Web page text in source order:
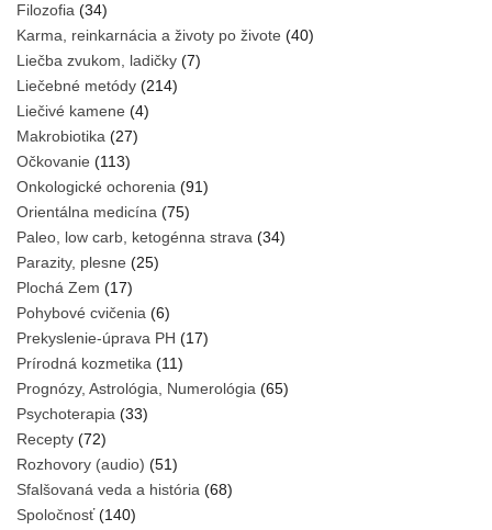
Filozofia (34)
Karma, reinkarnácia a životy po živote (40)
Liečba zvukom, ladičky (7)
Liečebné metódy (214)
Liečivé kamene (4)
Makrobiotika (27)
Očkovanie (113)
Onkologické ochorenia (91)
Orientálna medicína (75)
Paleo, low carb, ketogénna strava (34)
Parazity, plesne (25)
Plochá Zem (17)
Pohybové cvičenia (6)
Prekyslenie-úprava PH (17)
Prírodná kozmetika (11)
Prognózy, Astrológia, Numerológia (65)
Psychoterapia (33)
Recepty (72)
Rozhovory (audio) (51)
Sfalšovaná veda a história (68)
Spoločnosť(140)